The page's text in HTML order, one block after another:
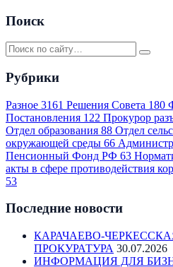
Поиск
Рубрики
Разное 3161 Решения Совета 180
Постановления 122 Прокурор
Отдел образования 88 Отдел
окружающей среды 66
Пенсионный Фонд РФ 63
акты в сфере противодействия
53
Последние новости
КАРАЧАЕВО-
ПРОКУРАТУРА 30.07.2026
ИНФОРМАЦИЯ ДЛЯ